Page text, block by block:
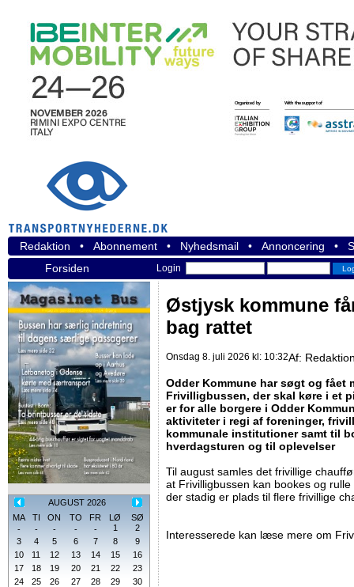
Redaktion • Abonnement • Nyhedsmail • Annoncering •
Forsiden
Login
AUGUST 2026
MA
TI ON TO FR LØ
SØ
-
- - - - 1
2
3
4 5 6 7 8
9
10
11 12 13 14 15
16
17
18 19 20 21 22
23
24
25 26 27 28 29
30
Østjysk kommune
bag rattet
Onsdag 8. juli 2026 kl: 10:32Af:
Odder Kommune har søgt og fået
Frivilligbussen, der skal køre i et
er for alle borgere i Odder
aktiviteter i regi af foreninger,
kommunale institutioner samt til
hverdagsturen og til oplevelser
Til august samles det frivillige
at Frivilligbussen kan bookes og
der stadig er plads til flere frivillige
Interesserede kan læse mere om